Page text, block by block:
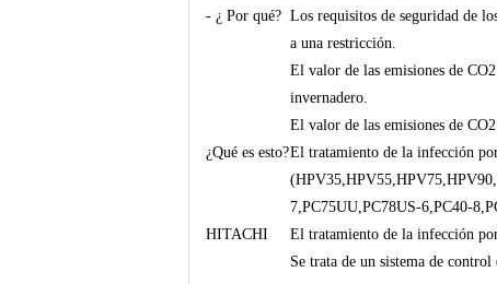
- ¿ Por qué? Los requisitos de seguridad de
a una restricción.
El valor de las emisiones de
invernadero.
El valor de las emisiones de
¿Qué es esto?El tratamiento de la infección
7,PC75UU,PC78US-6,PC40-
HITACHI
El tratamiento de la infección
Se trata de un sistema de